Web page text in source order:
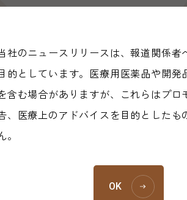
ニュースリリース 2026年
社のニュースリリースは、報道関係者
目的としています。医療用医薬品や開発
含む場合がありますが、これらはプロ
、医療上のアドバイスを目的としたも
。
OK